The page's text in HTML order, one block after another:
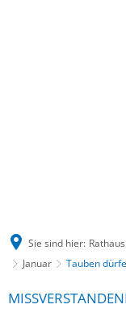
Sie sind hier:
Januar
Tauben